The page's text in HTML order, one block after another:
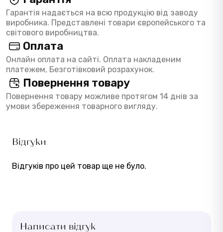
Гарантія надається на всю продукцію від заводу
виробника. Представлені товари європейського та
світового виробництва.
Оплата
Онлайн оплата на сайті. Оплата накладеним
платежем, Безготівковий розрахунок.
Повернення товару
Повернення товару можливе протягом 14 днів за
умови збереження товарного вигляду.
Відгуки
Відгуків про цей товар ще не було.
Написати відгук